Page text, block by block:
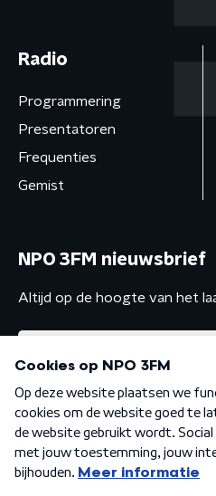
Radio
Programmering
Presentatoren
Frequenties
Gemist
NPO 3FM nieuwsbrief
Altijd op de hoogte van het
Algemene voorwaarden